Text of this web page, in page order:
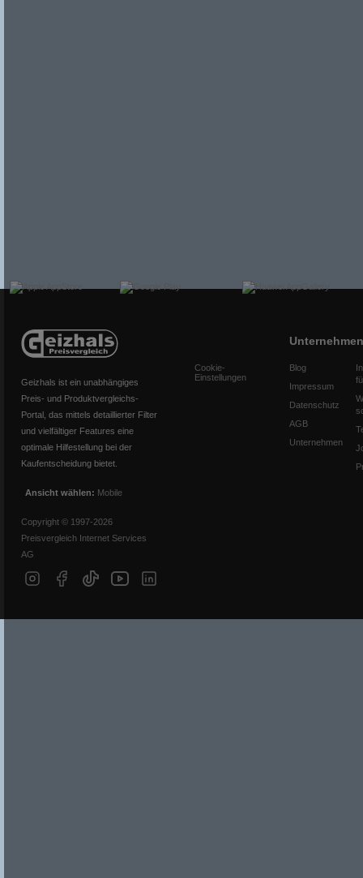
Geizhals ist ein unabhängiges
Preis- und Produktvergleichs-
Portal, das mittels detaillierter Filter
und vielfältiger Features eine
optimale Hilfestellung bei der
Kaufentscheidung bietet.
Ansicht wählen: Mobile
Copyright © 1997-2026
Preisvergleich Internet Services
AG
Cookie-
Einstellungen
Unternehmen
Blog
Impressum
Datenschutz
AGB
Unternehmen